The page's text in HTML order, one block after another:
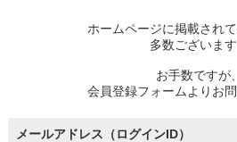
ホームページに掲載され
多数ございます
お手数ですが、
会員登録フォームよりお問
メールアドレス（ログインID）